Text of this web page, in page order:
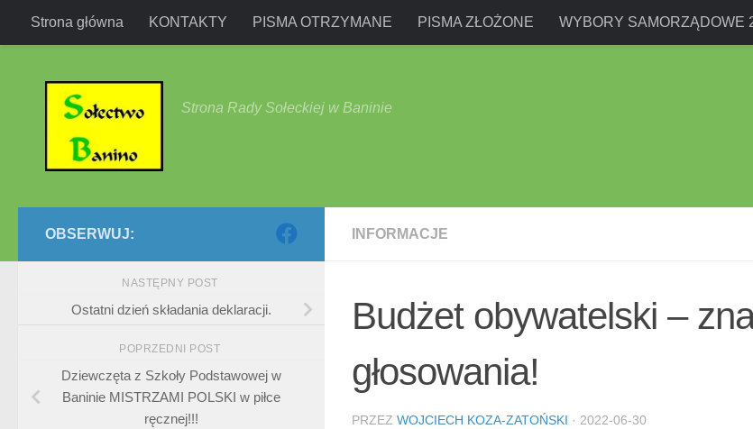
Przejdź do treści
Strona główna KONTAKTY PISMA OTRZYMANE PISMA ZŁOŻONE WYBORY SAMORZĄDOWE
Strona Rady Sołeckiej w Baninie
INFORMACJE
Budżet obywatelski –
głosowania!
PRZEZ WOJCIECH KOZA-ZATOŃSKI · 2022-06-30
OBSERWUJ:
NASTĘPNY POST
Ostatni dzień składania deklaracji.
POPRZEDNI POST
Dziewczęta z Szkoły Podstawowej w
Baninie MISTRZAMI POLSKI w piłce
ręcznej!!!